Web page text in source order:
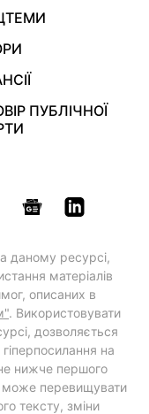
ПУБЛІЧНОЇ
даному ресурсі,
матеріалів
описаних в
. Використовувати
дозволяється
на
нижче першого
може перевищувати
тексту, зміни